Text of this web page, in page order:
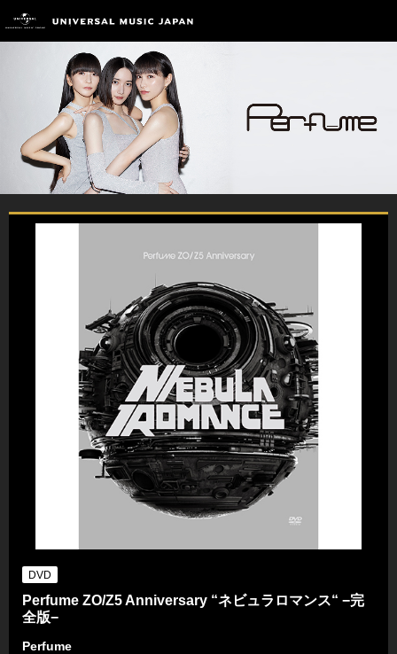
DVD
Perfume ZO/Z5 Anniversary “ネビュラロマンス“ −完
全版−
Perfume